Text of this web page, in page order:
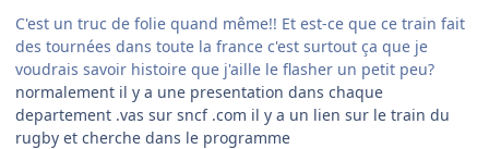
C'est un truc de folie quand même!! Et est-ce que ce train fait
des tournées dans toute la france c'est surtout ça que je
voudrais savoir histoire que j'aille le flasher un petit peu?
normalement il y a une presentation dans chaque
departement .vas sur sncf .com il y a un lien sur le train du
rugby et cherche dans le programme